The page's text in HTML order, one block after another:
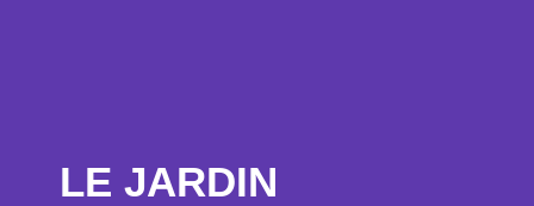
LE JARDIN